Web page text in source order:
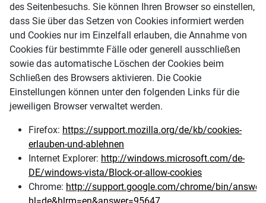
des Seitenbesuchs. Sie können Ihren Browser so einstellen,
dass Sie über das Setzen von Cookies informiert werden
und Cookies nur im Einzelfall erlauben, die Annahme von
Cookies für bestimmte Fälle oder generell ausschließen
sowie das automatische Löschen der Cookies beim
Schließen des Browsers aktivieren. Die Cookie
Einstellungen können unter den folgenden Links für die
jeweiligen Browser verwaltet werden.
Firefox: https://support.mozilla.org/de/kb/cookies-
erlauben-und-ablehnen
Internet Explorer: http://windows.microsoft.com/de-
DE/windows-vista/Block-or-allow-cookies
Chrome: http://support.google.com/chrome/bin/